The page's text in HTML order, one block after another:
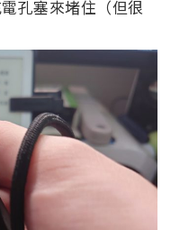
孔塞來堵住（但很